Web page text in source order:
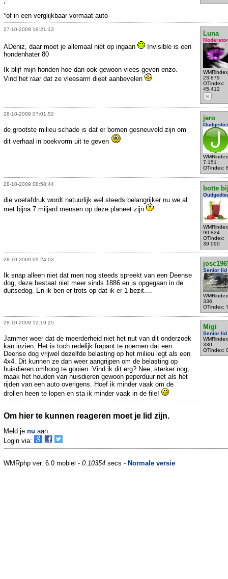
*of in een verglijkbaar vormaat auto
27-10-2009 19:21:13
Luna
Moderator
23.879
OTindex:
45.412
S
ADeniz, daar moet je allemaal niet op ingaan
Invisible is een
hondenhater 80
Ik blijf mijn honden hoe dan ook gewoon vlees geven enzo.
Vind het raar dat ze vleesarm dieet aanbevelen
28-10-2009 07:01:52
jero
7.151
OTindex:
de grootste milieu schade is dat er bomen gesneuveld zijn om
dit verhaal in boekvorm uit te geven
28-10-2009 08:58:44
botte
90.824
OTindex:
39.090
die voetafdruk wordt natuurlijk wel steeds belangrijker nu we al
met bijna 7 miljard mensen op deze planeet zijn
28-10-2009 09:24:03
Senior lid
336
OTindex:
Ik snap alleen niet dat men nog steeds spreekt van een Deense
dog, deze bestaat niet meer sinds 1886 en is opgegaan in de
duitsedog. En ik ben er trots op dat ik er 1 bezit....
28-10-2009 12:19:25
Migi
Senior lid
330
OTindex:
Jammer weer dat de meerderheid niet het nut van dit onderzoek
kan inzien. Het is toch redelijk frapant te noemen dat een
Deense dog vrijwel dezelfde belasting op het milieu legt als een
4x4. Dit kunnen ze dan weer aangrijpen om de belasting op
huisdieren omhoog te gooien. Vind ik dit erg? Nee, sterker nog,
maak het houden van huisdieren gewoon peperduur net als het
rijden van een auto overigens. Hoef ik minder vaak om de
drollen heen te lopen en sta ik minder vaak in de file!
Om hier te kunnen reageren moet je lid zijn.
Meld je nu aan.
Login via:
WMRphp ver. 6.0 mobiel - 0.10354 secs - Normale versie